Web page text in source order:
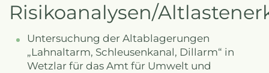
Risikoanalysen/
Untersuchung der Altablagerungen
„Lahnaltarm, Schleusenkanal, Dillarm“ in
Wetzlar für das Amt für Umwelt und